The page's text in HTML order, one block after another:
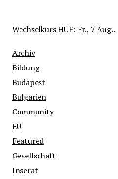
WechselkursHUF: Fr., 7 Aug..
Archiv
Bildung
Budapest
Bulgarien
Community
EU
Featured
Gesellschaft
Inserat